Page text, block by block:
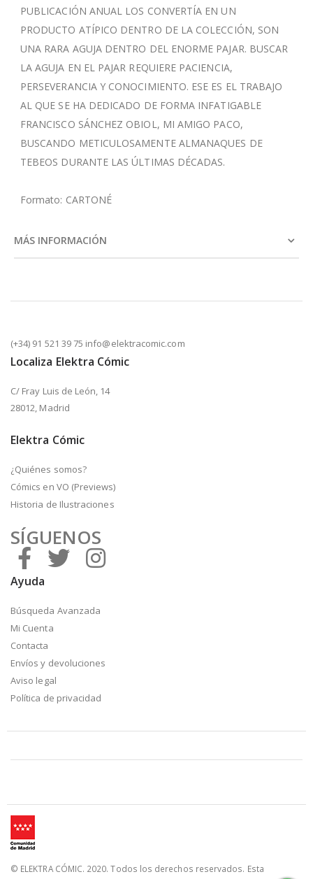
PUBLICACIÓN ANUAL LOS CONVERTÍA EN UN
PRODUCTO ATÍPICO DENTRO DE LA COLECCIÓN, SON
UNA RARA AGUJA DENTRO DEL ENORME PAJAR. BUSCAR
LA AGUJA EN EL PAJAR REQUIERE PACIENCIA,
PERSEVERANCIA Y CONOCIMIENTO. ESE ES EL TRABAJO
AL QUE SE HA DEDICADO DE FORMA INFATIGABLE
FRANCISCO SÁNCHEZ OBIOL, MI AMIGO PACO,
BUSCANDO METICULOSAMENTE ALMANAQUES DE
TEBEOS DURANTE LAS ÚLTIMAS DÉCADAS.
Formato: CARTONÉ
MÁS INFORMACIÓN
(+34) 91 521 39 75 info@elektracomic.com
Localiza Elektra Cómic
C/ Fray Luis de León, 14
28012, Madrid
Elektra Cómic
¿Quiénes somos?
Cómics en VO (Previews)
Historia de Ilustraciones
SÍGUENOS
Ayuda
Búsqueda Avanzada
Mi Cuenta
Contacta
Envíos y devoluciones
Aviso legal
Política de privacidad
© ELEKTRA CÓMIC. 2020. Todos los derechos reservados. Esta